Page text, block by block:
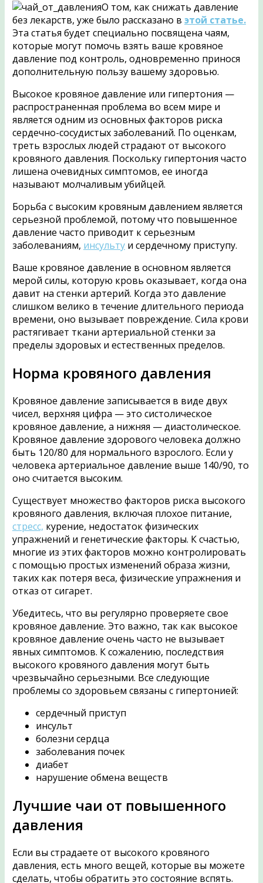
О том, как снижать давление
без лекарств, уже было рассказано в этой статье.
Эта статья будет специально посвящена чаям,
которые могут помочь взять ваше кровяное
давление под контроль, одновременно принося
дополнительную пользу вашему здоровью.
Высокое кровяное давление или гипертония —
распространенная проблема во всем мире и
является одним из основных факторов риска
сердечно-сосудистых заболеваний. По оценкам,
треть взрослых людей страдают от высокого
кровяного давления. Поскольку гипертония часто
лишена очевидных симптомов, ее иногда
называют молчаливым убийцей.
Борьба с высоким кровяным давлением является
серьезной проблемой, потому что повышенное
давление часто приводит к серьезным
заболеваниям, инсультуи сердечному приступу.
Ваше кровяное давление в основном является
мерой силы, которую кровь оказывает, когда она
давит на стенки артерий. Когда это давление
слишком велико в течение длительного периода
времени, оно вызывает повреждение. Сила крови
растягивает ткани артериальной стенки за
пределы здоровых и естественных пределов.
Норма кровяного давления
Кровяное давление записывается в виде двух
чисел, верхняя цифра — это систолическое
кровяное давление, а нижняя — диастолическое.
Кровяное давление здорового человека должно
быть 120/80 для нормального взрослого. Если у
человека артериальное давление выше 140/90, то
оно считается высоким.
Существует множество факторов риска высокого
кровяного давления, включая плохое питание,
стресс, курение, недостаток физических
упражнений и генетические факторы. К счастью,
многие из этих факторов можно контролировать
с помощью простых изменений образа жизни,
таких как потеря веса, физические упражнения и
отказ от сигарет.
Убедитесь, что вы регулярно проверяете свое
кровяное давление. Это важно, так как высокое
кровяное давление очень часто не вызывает
явных симптомов. К сожалению, последствия
высокого кровяного давления могут быть
чрезвычайно серьезными. Все следующие
проблемы со здоровьем связаны с гипертонией:
сердечный приступ
инсульт
болезни сердца
заболевания почек
диабет
нарушение обмена веществ
Лучшие чаи от повышенного
давления
Если вы страдаете от высокого кровяного
давления, есть много вещей, которые вы можете
сделать, чтобы обратить это состояние вспять.